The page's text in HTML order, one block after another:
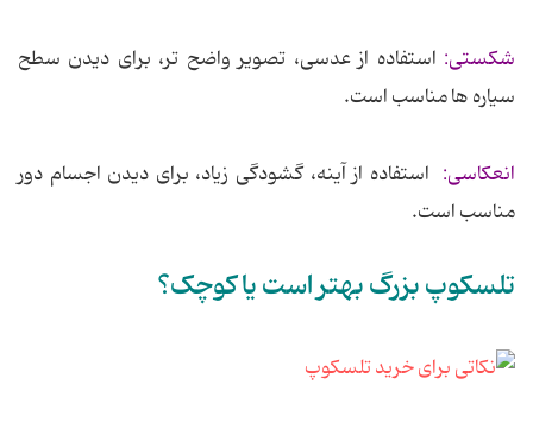
شکستی: استفاده از عدسی، تصویر واضح تر، برای دیدن سطح
سیاره ها مناسب است.
انعکاسی: استفاده از آینه، گشودگی زیاد، برای دیدن اجسام دور
مناسب است.
تلسکوپ بزرگ بهتر است یا کوچک؟